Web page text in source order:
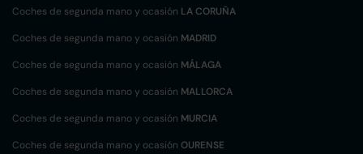
Coches de segunda mano y ocasión LA CORUÑA
Coches de segunda mano y ocasión MADRID
Coches de segunda mano y ocasión MÁLAGA
Coches de segunda mano y ocasión MALLORCA
Coches de segunda mano y ocasión MURCIA
Coches de segunda mano y ocasión OURENSE